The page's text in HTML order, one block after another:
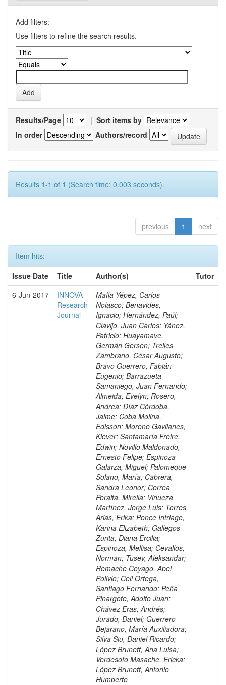
Add filters:
Use filters to refine the search results.
Results/Page | Sort items by
In order
Authors/record
Results 1-1 of 1 (Search time: 0.003 seconds).
previous 1 next
Item hits:
Issue Date
Title Author(s)
Tutor
6-Jun-2017
INNOVA
Research
Journal
Mafla Yépez, Carlos
Nolasco; Benavides,
Ignacio; Hernández, Paúl;
Clavijo, Juan Carlos; Yánez,
Patricio; Huayamave,
Germán Gerson; Trelles
Zambrano, César Augusto;
Bravo Guerrero, Fabián
Eugenio; Barrazueta
Samaniego, Juan Fernando;
Almeida, Evelyn; Rosero,
Andrea; Díaz Córdoba,
Jaime; Coba Molina,
Edisson; Moreno Gavilanes,
Klever; Santamaría Freire,
Edwin; Novillo Maldonado,
Ernesto Felipe; Espinoza
Galarza, Miguel; Palomeque
Solano, María; Cabrera,
Sandra Leonor; Correa
Peralta, Mirella; Vinueza
Martínez, Jorge Luis; Torres
Arias, Erika; Ponce Intriago,
Karina Elizabeth; Gallegos
Zurita, Diana Ercilia;
Espinoza, Mellisa; Cevallos,
Norman; Tusev, Aleksandar;
Remache Coyago, Abel
Polivio; Celi Ortega,
Santiago Fernando; Peña
Pinargote, Adolfo Juan;
Chávez Eras, Andrés;
Jurado, Daniel; Guerrero
Bejarano, María Auxiliadora;
Silva Siu, Daniel Ricardo;
López Brunett, Ana Luisa;
Verdesoto Masache, Ericka;
López Brunett, Antonio
Humberto
-